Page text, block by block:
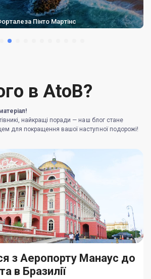
Пінто Мартінс
в AtoB?
найкращі поради — наш блог стане
для покращення вашої наступної подорожі!
з Аеропорту Манаус до
в Бразилії